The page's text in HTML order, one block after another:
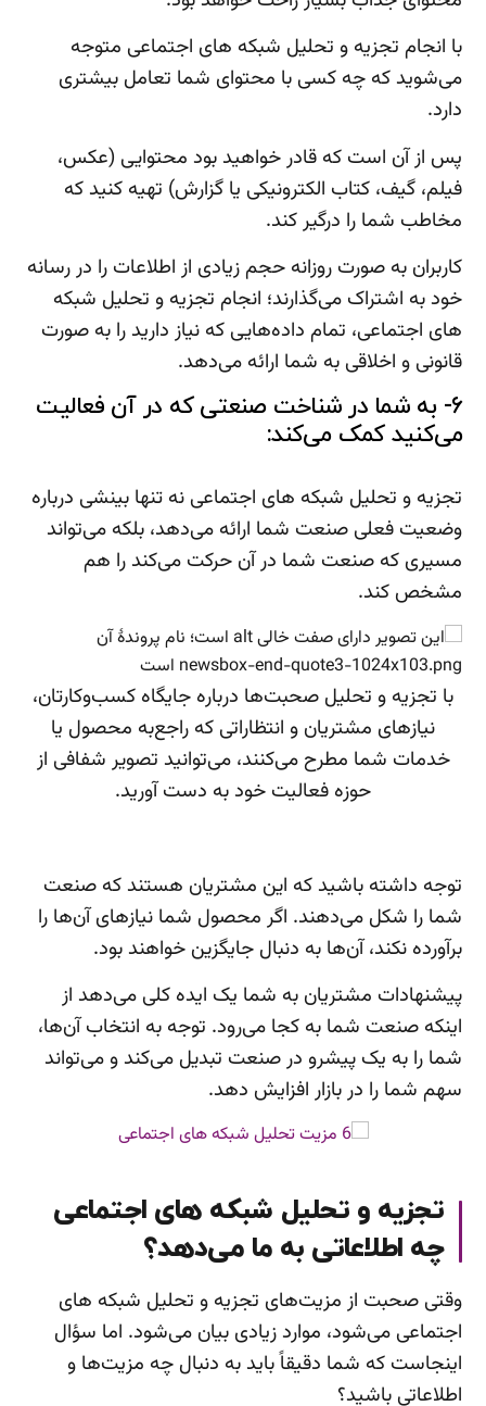
با انجام تجزیه و تحلیل شبکه های اجتماعی متوجه
می‌شوید که چه کسی با محتوای شما تعامل بیشتری
دارد.
پس از آن است که قادر خواهید بود محتوایی (عکس،
فیلم، گیف، کتاب الکترونیکی یا گزارش) تهیه کنید که
مخاطب شما را درگیر کند.
کاربران به صورت روزانه حجم زیادی از اطلاعات را در رسانه
خود به اشتراک می‌گذارند؛ انجام تجزیه و تحلیل شبکه
های اجتماعی، تمام داده‌هایی که نیاز دارید را به صورت
قانونی و اخلاقی به شما ارائه می‌دهد.
6- به شما در شناخت صنعتی که در آن فعالیت
می‌کنید کمک می‌کند:
تجزیه و تحلیل شبکه های اجتماعی نه تنها بینشی درباره
وضعیت فعلی صنعت شما ارائه می‌دهد، بلکه می‌تواند
مسیری که صنعت شما در آن حرکت می‌کند را هم
مشخص کند.
با تجزیه و تحلیل صحبت‌ها درباره جایگاه کسب‌وکارتان،
نیازهای مشتریان و انتظاراتی که راجع‌به محصول یا
خدمات شما مطرح می‌کنند، می‌توانید تصویر شفافی از
حوزه فعالیت خود به دست آورید.
توجه داشته باشید که این مشتریان هستند که صنعت
شما را شکل می‌دهند. اگر محصول شما نیازهای آن‌ها را
برآورده نکند، آن‌ها به دنبال جایگزین خواهند بود.
پیشنهادات مشتریان به شما یک ایده کلی می‌دهد از
اینکه صنعت شما به کجا می‌رود. توجه به انتخاب آن‌ها،
شما را به یک پیشرو در صنعت تبدیل می‌کند و می‌تواند
سهم شما را در بازار افزایش دهد.
تجزیه و تحلیل شبکه های اجتماعی
چه اطلاعاتی به ما می‌دهد؟
وقتی صحبت از مزیت‌های تجزیه و تحلیل شبکه های
اجتماعی می‌شود، موارد زیادی بیان می‌شود. اما سؤال
اینجاست که شما دقیقاً باید به دنبال چه مزیت‌ها و
اطلاعاتی باشید؟